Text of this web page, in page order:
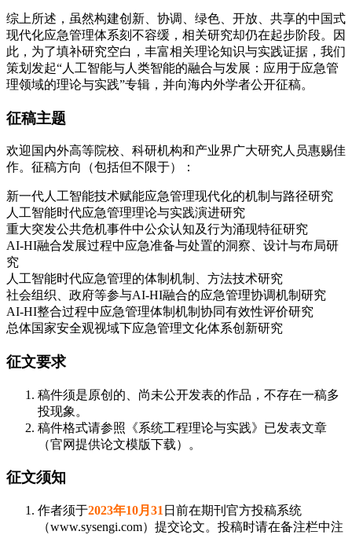
综上所述，虽然构建创新、协调、绿色、开放、共享的中国式
现代化应急管理体系刻不容缓，相关研究却仍在起步阶段。因
此，为了填补研究空白，丰富相关理论知识与实践证据，我们
策划发起“人工智能与人类智能的融合与发展：应用于应急管
理领域的理论与实践”专辑，并向海内外学者公开征稿。
征稿主题
欢迎国内外高等院校、科研机构和产业界广大研究人员惠赐佳
作。征稿方向（包括但不限于）：
新一代人工智能技术赋能应急管理现代化的机制与路径研究
人工智能时代应急管理理论与实践演进研究
重大突发公共危机事件中公众认知及行为涌现特征研究
AI-HI融合发展过程中应急准备与处置的洞察、设计与布局研
究
人工智能时代应急管理的体制机制、方法技术研究
社会组织、政府等参与AI-HI融合的应急管理协调机制研究
AI-HI整合过程中应急管理体制机制协同有效性评价研究
总体国家安全观视域下应急管理文化体系创新研究
征文要求
稿件须是原创的、尚未公开发表的作品，不存在一稿多
投现象。
稿件格式请参照《系统工程理论与实践》已发表文章
（官网提供论文模版下载）。
征文须知
作者须于2023年10月31 日前在期刊官方投稿系统
（www.sysengi.com）提交论文。投稿时请在备注栏中注